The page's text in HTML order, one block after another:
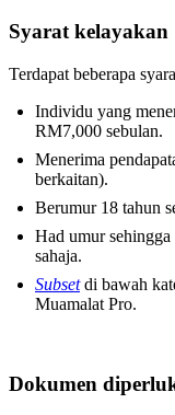
Syarat kelayakan
Terdapat beberapa
Individu yang
RM7,000 sebulan.
Menerima
berkaitan).
Berumur 18 tahun
Had umur sehingga
sahaja.
Subsetdi bawah
Muamalat Pro.
Dokumen